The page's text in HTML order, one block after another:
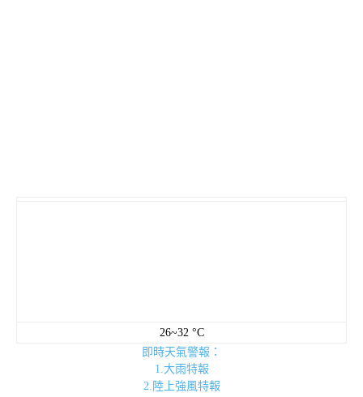
26~32 °C
即時天氣警報：
1.大雨特報
2.陸上強風特報